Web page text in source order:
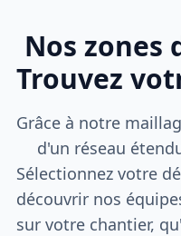
Nos
Trouvez
Grâce à notre
d'un réseau
Sélectionnez votre
découvrir nos
sur votre chantier,